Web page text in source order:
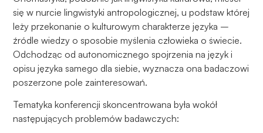
się w nurcie lingwistyki antropologicznej, u podstaw której
leży przekonanie o kulturowym charakterze języka –
źródle wiedzy o sposobie myślenia człowieka o świecie.
Odchodząc od autonomicznego spojrzenia na język i
opisu języka samego dla siebie, wyznacza ona badaczowi
poszerzone pole zainteresowań.
Tematyka konferencji skoncentrowana była wokół
następujących problemów badawczych: